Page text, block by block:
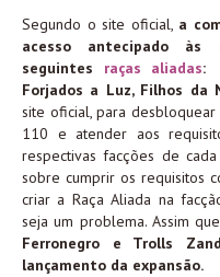
Segundo o site oficial, a
acesso antecipado às
seguintes raças aliadas:
Forjados a Luz, Filhos da
site oficial, para
110 e atender aos
respectivas facções de
sobre cumprir os requisitos
criar a Raça Aliada na
seja um problema. Assim
Ferronegro e Trolls
lançamento da expansão.